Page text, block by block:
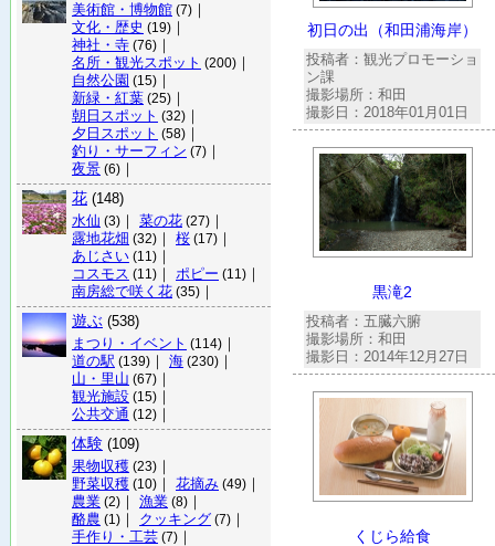
美術館・博物館 (7) ｜
文化・歴史 (19) ｜
神社・寺 (76) ｜
名所・観光スポット (200) ｜
自然公園 (15) ｜
新緑・紅葉 (25) ｜
朝日スポット (32) ｜
夕日スポット (58) ｜
釣り・サーフィン (7) ｜
夜景 (6) ｜
花 (148)
水仙 (3) ｜ 菜の花 (27) ｜
露地花畑 (32) ｜ 桜 (17) ｜
あじさい (11) ｜
コスモス (11) ｜ ポピー (11) ｜
南房総で咲く花 (35) ｜
遊ぶ (538)
まつり・イベント (114) ｜
道の駅 (139) ｜ 海 (230) ｜
山・里山 (67) ｜
観光施設 (15) ｜
公共交通 (12) ｜
体験 (109)
果物収穫 (23) ｜
野菜収穫 (10) ｜ 花摘み (49) ｜
農業 (2) ｜ 漁業 (8) ｜
酪農 (1) ｜ クッキング (7) ｜
手作り・工芸 (7) ｜
初日の出（和田浦海岸）
投稿者：観光プロモーショ
ン課
撮影場所：和田
撮影日：2018年01月01日
黒滝2
投稿者：五臓六腑
撮影場所：和田
撮影日：2014年12月27日
くじら給食